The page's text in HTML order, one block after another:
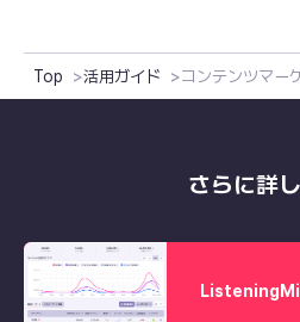
Top 活用ガイド コンテンツマー
さらに詳